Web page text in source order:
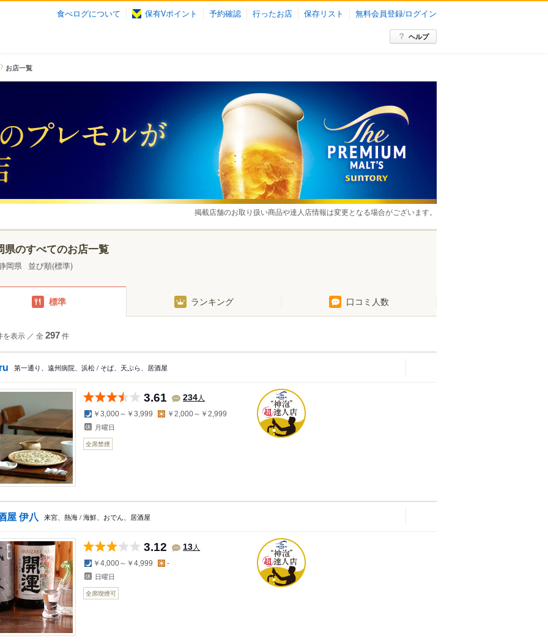
食べログについて 保有Vポイント 予約確認 行ったお店 保存リスト 無料会員登録/ログイン
ヘルプ
お店一覧
掲載店舗のお取り扱い商品や達人店情報は変更となる場合がございます。
県のすべてのお店一覧
岡県 並び順(標準)
標準 ランキング 口コミ人数
を表示 ／ 全 297件
第一通り、遠州病院、浜松 / そば、天ぷら、居酒屋
3.61 234人
夜の予算
￥3,000～￥3,999 昼の予算
￥2,000～￥2,999
月曜日
全席禁煙
屋 伊八 来宮、熱海 / 海鮮、おでん、居酒屋
3.12 13人
夜の予算
￥4,000～￥4,999 昼の予算
-
日曜日
全席喫煙可